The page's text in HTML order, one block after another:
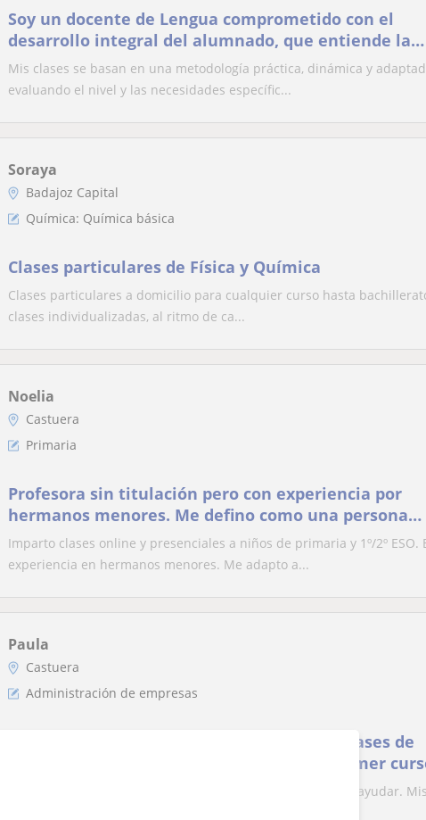
Soy un docente de Lengua comprometido con el
desarrollo integral del alumnado, que entiende la
enseñanza como una herramienta para
Mis clases se basan en una metodología práctica, dinámica y
evaluando el nivel y las necesidades específic...
Soraya
Badajoz Capital
Química: Química básica
Clases particulares de Física y Química
Clases particulares a domicilio para cualquier curso hasta
clases individualizadas, al ritmo de ca...
Noelia
Castuera
Primaria
Profesora sin titulación pero con experiencia por
hermanos menores. Me defino como una persona
paciente y resolutiva.
Imparto clases online y presenciales a niños de primaria y 1º/2º ESO.
experiencia en hermanos menores. Me adapto a...
Paula
Castuera
Administración de empresas
Estudio mi segundo año de ADE y ofrezco clases de
apoyo a alumnos de ESO, Bachillerato o primer
No tengo experiencia, pero si muchas ganas de enseñar y ayudar.